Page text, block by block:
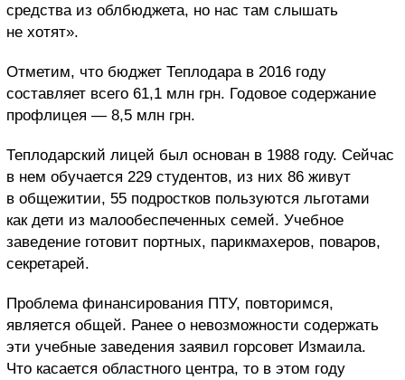
средства из облбюджета, но нас там слышать
не хотят».
Отметим, что бюджет Теплодара в 2016 году
составляет всего 61,1 млн грн. Годовое содержание
профлицея — 8,5 млн грн.
Теплодарский лицей был основан в 1988 году. Сейчас
в нем обучается 229 студентов, из них 86 живут
в общежитии, 55 подростков пользуются льготами
как дети из малообеспеченных семей. Учебное
заведение готовит портных, парикмахеров, поваров,
секретарей.
Проблема финансирования ПТУ, повторимся,
является общей. Ранее о невозможности содержать
эти учебные заведения заявил горсовет Измаила.
Что касается областного центра, то в этом году